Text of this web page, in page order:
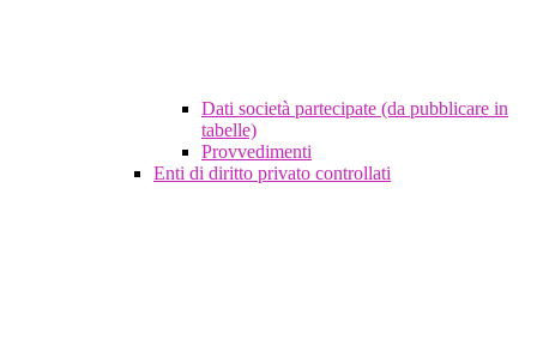
Dati società partecipate (da pubblicare in
tabelle)
Provvedimenti
Enti di diritto privato controllati